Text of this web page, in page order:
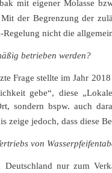
mit eigener Molasse
der Begrenzung der
nicht die
betrieben werden?
Frage stellte im Jahr
gebe“, diese
sondern bspw. auch
zeige jedoch, dass diese
von
Deutschland nur zum